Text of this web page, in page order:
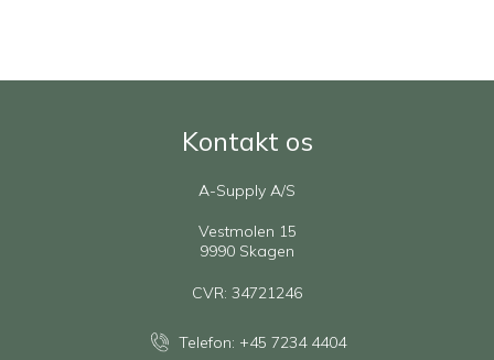
Kontakt os
A-Supply A/S
Vestmolen 15
9990 Skagen
CVR: 34721246
Telefon: +45 7234 4404